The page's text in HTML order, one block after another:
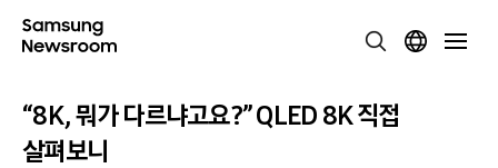
“8K, 뭐가 다르냐고요?” QLED 8K 직접
살펴보니